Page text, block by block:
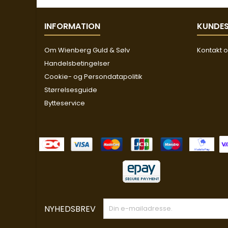
INFORMATION
Om Wienberg Guld & Sølv
Handelsbetingelser
Cookie- og Persondatapolitik
Størrelsesguide
Bytteservice
Kontakt
NYHEDSBREV